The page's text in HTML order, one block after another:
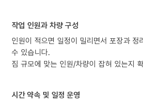
작업 인원과 차량 구성
인원이 적으면 일정이 밀리면서 포장과 정
수 있습니다.
짐 규모에 맞는 인원/차량이 잡혀 있는지
시간 약속 및 일정 운영